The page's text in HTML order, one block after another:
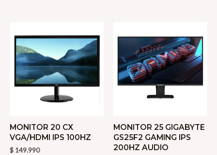
MONITOR 20 CX
VGA/HDMI IPS 100HZ
$ 149.990
MONITOR 25 GIGABYTE
GS25F2 GAMING IPS
200HZ AUDIO